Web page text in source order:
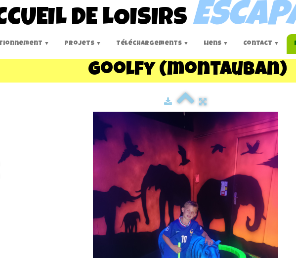
DE LOISIRS
▼ Projets ▼ Téléchargements ▼ Liens ▼ Contact ▼
Goolfy (montauban)